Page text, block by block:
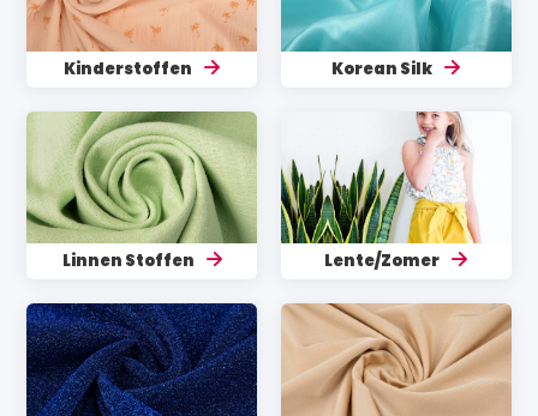
Kinderstoffen Korean Silk
Linnen Stoffen Lente/Zomer